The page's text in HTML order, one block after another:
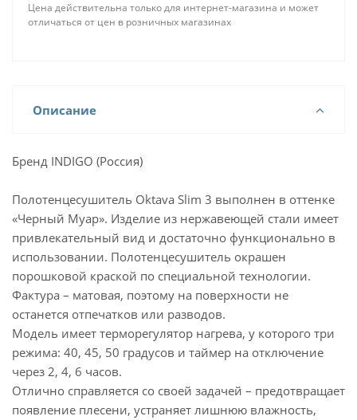
Цена действительна только для интернет-магазина и может
отличаться от цен в розничных магазинах
Описание
Бренд INDIGO (Россия)
Полотенцесушитель Oktava Slim 3 выполнен в оттенке
«Черный Муар». Изделие из нержавеющей стали имеет
привлекательный вид и достаточно функционально в
использовании. Полотенцесушитель окрашен
порошковой краской по специальной технологии.
Фактура – матовая, поэтому на поверхности не
останется отпечатков или разводов.
Модель имеет терморегулятор нагрева, у которого три
режима: 40, 45, 50 градусов и таймер на отключение
через 2, 4, 6 часов.
Отлично справляется со своей задачей – предотвращает
появление плесени, устраняет лишнюю влажность,